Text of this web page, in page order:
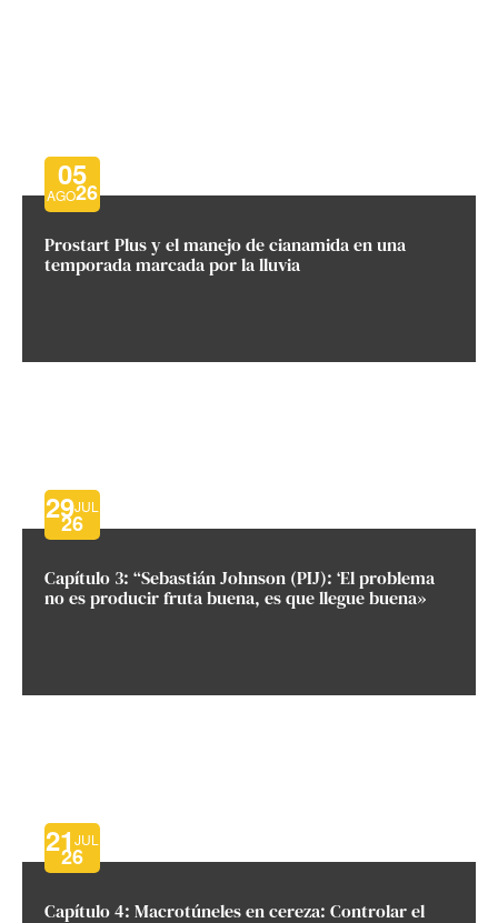
05
AGO26
Prostart Plus y el manejo de cianamida en una
temporada marcada por la lluvia
29JUL
26
Capítulo 3: “Sebastián Johnson (PIJ): ‘El problema
no es producir fruta buena, es que llegue buena»
21 JUL
26
Capítulo 4: Macrotúneles en cereza: Controlar el